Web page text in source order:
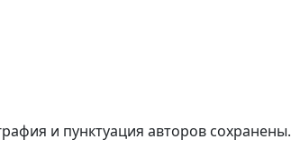
и пунктуация авторов сохранены.